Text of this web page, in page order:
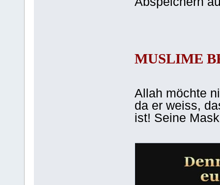
MUSLIME
Allah möchte
da er weiss,
ist! Seine